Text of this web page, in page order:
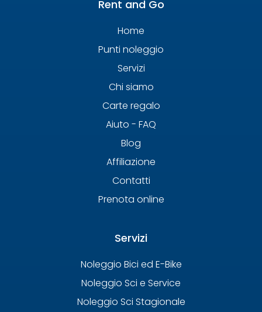
Rent and Go
Home
Punti noleggio
Servizi
Chi siamo
Carte regalo
Aiuto - FAQ
Blog
Affiliazione
Contatti
Prenota online
Servizi
Noleggio Bici ed E-Bike
Noleggio Sci e Service
Noleggio Sci Stagionale